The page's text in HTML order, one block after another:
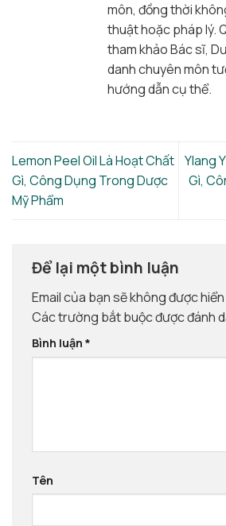
môn, đồng thời
thuật hoặc pháp lý.
tham khảo Bác sĩ,
danh chuyên môn
hướng dẫn cụ thể.
Lemon Peel Oil Là Hoạt Chất
Gì, Công Dụng Trong Dược
Mỹ Phẩm
Ylang
Gì,
Để lại một bình luận
Email của bạn sẽ không được
Các trường bắt buộc được đánh
Bình luận *
Tên